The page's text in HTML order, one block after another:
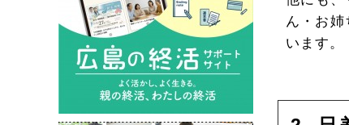
ん・お
います。